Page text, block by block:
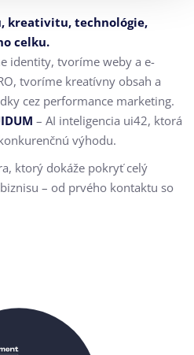
kreativitu, technológie,
celku.
identity, tvoríme weby a e-
tvoríme kreatívny obsah a
cez performance marketing.
– AI inteligencia ui42, ktorá
výhodu.
ktorý dokáže pokryť celý
– od prvého kontaktu so